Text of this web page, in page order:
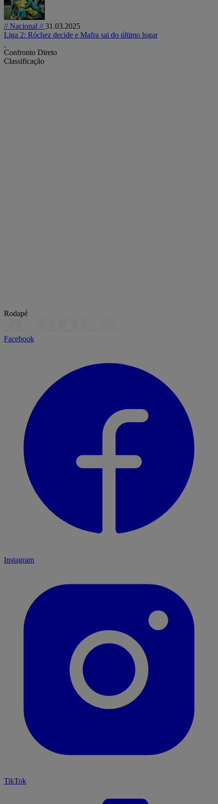
// Nacional //31.03.2025
Liga 2: Róchez decide e Mafra sai do último lugar
Confronto Direto
Classificação
Rodapé
Facebook
Instagram
TikTok